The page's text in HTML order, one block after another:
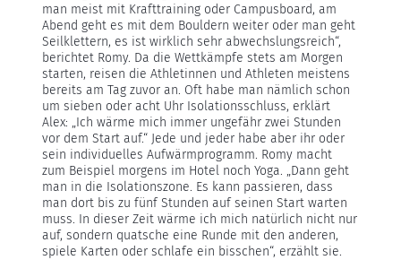
man meist mit Krafttraining oder Campusboard, am
Abend geht es mit dem Bouldern weiter oder man geht
Seilklettern, es ist wirklich sehr abwechslungsreich“,
berichtet Romy. Da die Wettkämpfe stets am Morgen
starten, reisen die Athletinnen und Athleten meistens
bereits am Tag zuvor an. Oft habe man nämlich schon
um sieben oder acht Uhr Isolationsschluss, erklärt
Alex: „Ich wärme mich immer ungefähr zwei Stunden
vor dem Start auf.“ Jede und jeder habe aber ihr oder
sein individuelles Aufwärmprogramm. Romy macht
zum Beispiel morgens im Hotel noch Yoga. „Dann geht
man in die Isolationszone. Es kann passieren, dass
man dort bis zu fünf Stunden auf seinen Start warten
muss. In dieser Zeit wärme ich mich natürlich nicht nur
auf, sondern quatsche eine Runde mit den anderen,
spiele Karten oder schlafe ein bisschen“, erzählt sie.